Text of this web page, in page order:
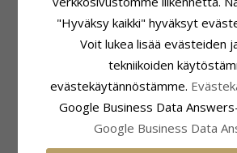
POISTUU
"Hyväksy kaikki" hyväksyt
Voit lukea lisää evästeiden
tekniikoiden
evästekäytännöstämme.
Google Business Data
Google Business Data